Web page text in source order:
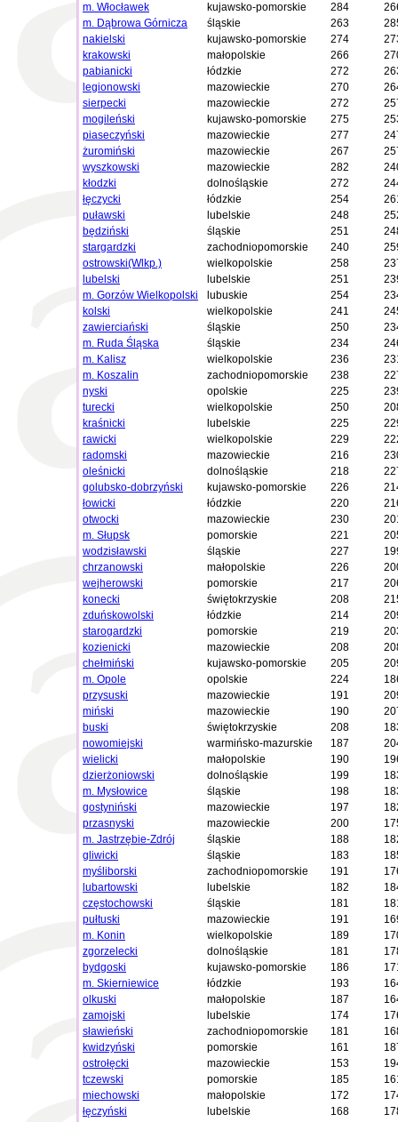
m. Włocławek
kujawsko-pomorskie 284
m. Dąbrowa Górnicza
śląskie 263
nakielski
kujawsko-pomorskie 274
krakowski
małopolskie 266
pabianicki
łódzkie 272
legionowski
mazowieckie 270
sierpecki
mazowieckie 272
mogileński
kujawsko-pomorskie 275
piaseczyński
mazowieckie 277
żuromiński
mazowieckie 267
wyszkowski
mazowieckie 282
kłodzki
dolnośląskie 272
łęczycki
łódzkie 254
puławski
lubelskie 248
będziński
śląskie 251
stargardzki
zachodniopomorskie 240
ostrowski(Wlkp.)
wielkopolskie 258
lubelski
lubelskie 251
m. Gorzów Wielkopolski
lubuskie 254
kolski
wielkopolskie 241
zawierciański
śląskie 250
m. Ruda Śląska
śląskie 234
m. Kalisz
wielkopolskie 236
m. Koszalin
zachodniopomorskie 238
nyski
opolskie 225
turecki
wielkopolskie 250
kraśnicki
lubelskie 225
rawicki
wielkopolskie 229
radomski
mazowieckie 216
oleśnicki
dolnośląskie 218
golubsko-dobrzyński
kujawsko-pomorskie 226
łowicki
łódzkie 220
otwocki
mazowieckie 230
m. Słupsk
pomorskie 221
wodzisławski
śląskie 227
chrzanowski
małopolskie 226
wejherowski
pomorskie 217
konecki
świętokrzyskie 208
zduńskowolski
łódzkie 214
starogardzki
pomorskie 219
kozienicki
mazowieckie 208
chełmiński
kujawsko-pomorskie 205
m. Opole
opolskie 224
przysuski
mazowieckie 191
miński
mazowieckie 190
buski
świętokrzyskie 208
nowomiejski
warmińsko-mazurskie 187
wielicki
małopolskie 190
dzierżoniowski
dolnośląskie 199
m. Mysłowice
śląskie 198
gostyniński
mazowieckie 197
przasnyski
mazowieckie 200
m. Jastrzębie-Zdrój
śląskie 188
gliwicki
śląskie 183
myśliborski
zachodniopomorskie 191
lubartowski
lubelskie 182
częstochowski
śląskie 181
pułtuski
mazowieckie 191
m. Konin
wielkopolskie 189
zgorzelecki
dolnośląskie 181
bydgoski
kujawsko-pomorskie 186
m. Skierniewice
łódzkie 193
olkuski
małopolskie 187
zamojski
lubelskie 174
sławieński
zachodniopomorskie 181
kwidzyński
pomorskie 161
ostrołęcki
mazowieckie 153
tczewski
pomorskie 185
miechowski
małopolskie 172
łęczyński
lubelskie 168